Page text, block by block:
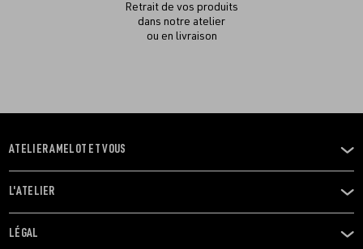
Retrait de vos produits
dans notre atelier
ou en livraison
OUVRIR
LE
MENU
ATELIER AMELOT ET VOUS
OUVRIR
LE
MENU
L'ATELIER
OUVRIR
LÉGAL